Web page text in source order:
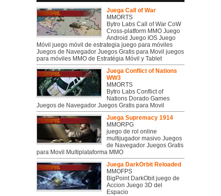
Juega Call of War
MMORTS
Bytro Labs Call of War CoW
Cross-platform MMO Juego
Android Juego IOS Juego
Móvil juego móvil de estrategia juego para móviles
Juegos de Navegador Juegos Gratis para Movil juegos
para móviles MMO de Estratégia Móvil y Tablet
Juega Conflict of Nations
WW3
MMORTS
Bytro Labs Conflict of
Nations Dorado Games
Juegos de Navegador Juegos Gratis para Movil
Juega Supremacy 1914
MMORPG
juego de rol online
multijugador masivo Juegos
de Navegador Juegos Gratis
para Movil Multiplataforma MMO
Juega DarkOrbit Reloaded
MMOFPS
BigPoint DarkObit juego de
Accion Juego 3D del
Espacio